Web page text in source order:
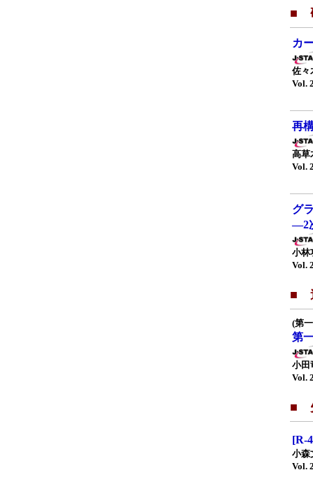
■
カ
佐々
Vol.
再
高草
Vol.
グ
—2
小林
Vol.
■
(第
第
小田
Vol.
■
[R-
小森
Vol.